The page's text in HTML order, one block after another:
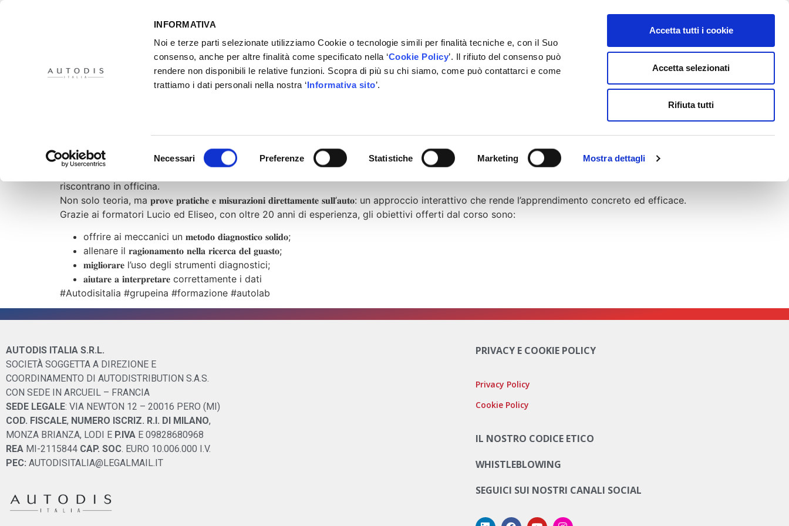
INFORMATIVA
Noi e terze parti selezionate utilizziamo Cookie o tecnologie simili per finalità tecniche e, con il Suo
consenso, anche per altre finalità come specificato nella ‘Cookie Policy’. Il rifiuto del consenso può
rendere non disponibili le relative funzioni. Scopra di più su chi siamo, come può contattarci e come
trattiamo i dati personali nella nostra ‘Informativa sito’.
del
Necessari Preferenze Statistiche Marketing Mostra dettagli
Accetta tutti i cookie
Accetta selezionati
Rifiuta tutti
IL PROGETTO DISTRIBUTORI XMASTER PRIVATE LABEL FORNITORI PARTNER BACHECA CONTATTI AREA RISERVATA
prima persona.
riscontrano in officina.
Non solo teoria, ma 𝐩𝐫𝐨𝐯𝐞 𝐩𝐫𝐚𝐭𝐢𝐜𝐡𝐞 𝐞 𝐦𝐢𝐬𝐮𝐫𝐚𝐳𝐢𝐨𝐧𝐢 𝐝𝐢𝐫𝐞𝐭𝐭𝐚𝐦𝐞𝐧𝐭𝐞 𝐬𝐮𝐥𝐥’𝐚𝐮𝐭𝐨: un approccio interattivo che rende l’apprendimento concreto ed efficace.
Grazie ai formatori Lucio ed Eliseo, con oltre 20 anni di esperienza, gli obiettivi offerti dal corso sono:
offrire ai meccanici un 𝐦𝐞𝐭𝐨𝐝𝐨 𝐝𝐢𝐚𝐠𝐧𝐨𝐬𝐭𝐢𝐜𝐨 𝐬𝐨𝐥𝐢𝐝𝐨;
allenare il 𝐫𝐚𝐠𝐢𝐨𝐧𝐚𝐦𝐞𝐧𝐭𝐨 𝐧𝐞𝐥𝐥𝐚 𝐫𝐢𝐜𝐞𝐫𝐜𝐚 𝐝𝐞𝐥 𝐠𝐮𝐚𝐬𝐭𝐨;
𝐦𝐢𝐠𝐥𝐢𝐨𝐫𝐚𝐫𝐞 l’uso degli strumenti diagnostici;
𝐚𝐢𝐮𝐭𝐚𝐫𝐞 𝐚 𝐢𝐧𝐭𝐞𝐫𝐩𝐫𝐞𝐭𝐚𝐫𝐞 correttamente i dati
#Autodisitalia #grupeina #formazione #autolab
AUTODIS ITALIA S.R.L.
SOCIETÀ SOGGETTA A DIREZIONE E
COORDINAMENTO DI AUTODISTRIBUTION S.A.S.
CON SEDE IN ARCUEIL – FRANCIA
SEDE LEGALE: VIA NEWTON 12 – 20016 PERO (MI)
COD. FISCALE, NUMERO ISCRIZ. R.I. DI MILANO,
MONZA BRIANZA, LODI E P.IVA E 09828680968
REA MI-2115844 CAP. SOC. EURO 10.006.000 I.V.
PEC: AUTODISITALIA@LEGALMAIL.IT
PRIVACY E COOKIE POLICY
Privacy Policy
Cookie Policy
IL NOSTRO CODICE ETICO
WHISTLEBLOWING
SEGUICI SUI NOSTRI CANALI SOCIAL